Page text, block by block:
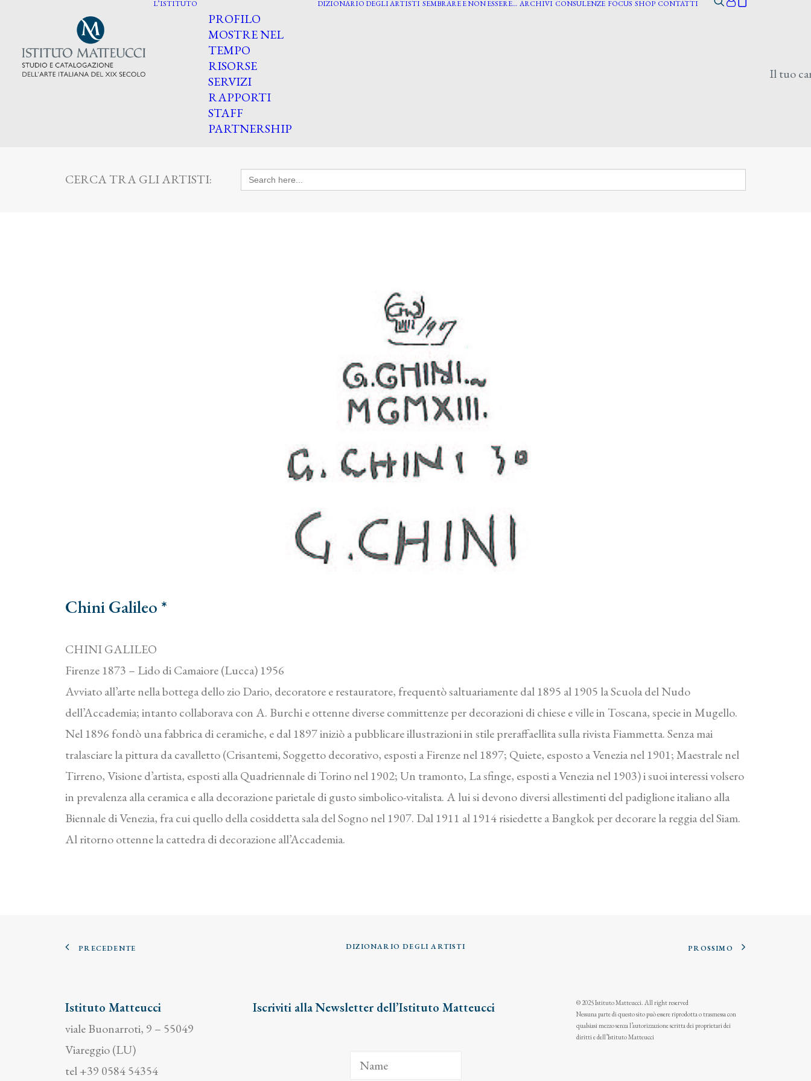
L’ISTITUTO
PROFILO
MOSTRE NEL
TEMPO
RISORSE
SERVIZI
RAPPORTI
STAFF
PARTNERSHIP
DIZIONARIO DEGLI ARTISTI SEMBRARE E NON ESSERE… ARCHIVI CONSULENZE FOCUS SHOP CONTATTI
Il tuo
CERCA TRA GLI ARTISTI: Search
for:
Chini Galileo *
CHINI GALILEO
Firenze 1873 – Lido di Camaiore (Lucca) 1956
Avviato all’arte nella bottega dello zio Dario, decoratore e restauratore, frequentò saltuariamente dal 1895 al 1905 la Scuola del Nudo
dell’Accademia; intanto collaborava con A. Burchi e ottenne diverse committenze per decorazioni di chiese e ville in Toscana, specie in Mugello.
Nel 1896 fondò una fabbrica di ceramiche, e dal 1897 iniziò a pubblicare illustrazioni in stile preraffaellita sulla rivista Fiammetta. Senza mai
tralasciare la pittura da cavalletto (Crisantemi, Soggetto decorativo, esposti a Firenze nel 1897; Quiete, esposto a Venezia nel 1901; Maestrale nel
Tirreno, Visione d’artista, esposti alla Quadriennale di Torino nel 1902; Un tramonto, La sfinge, esposti a Venezia nel 1903) i suoi interessi volsero
in prevalenza alla ceramica e alla decorazione parietale di gusto simbolico-vitalista. A lui si devono diversi allestimenti del padiglione italiano alla
Biennale di Venezia, fra cui quello della cosiddetta sala del Sogno nel 1907. Dal 1911 al 1914 risiedette a Bangkok per decorare la reggia del Siam.
Al ritorno ottenne la cattedra di decorazione all’Accademia.
PRECEDENTE DIZIONARIO DEGLI ARTISTI PROSSIMO
Istituto Matteucci
viale Buonarroti, 9 – 55049
Viareggio (LU)
tel +39 0584 54354
Iscriviti alla Newsletter dell’Istituto Matteucci
© 2025 Istituto Matteucci. All right reserved
Nessuna parte di questo sito può essere riprodotta o trasmessa con
qualsiasi mezzo senza l’autorizzazione scritta dei proprietari dei
diritti e dell’Istituto Matteucci